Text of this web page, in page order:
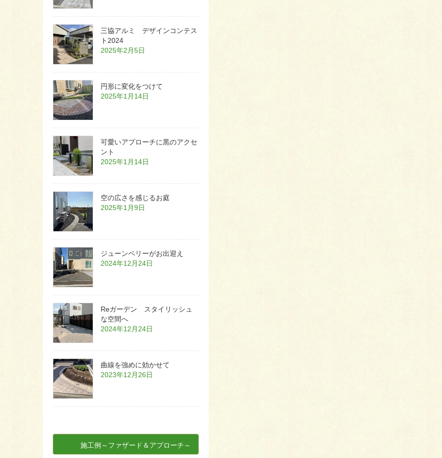
三協アルミ デザインコンテス
ト2024
2025年2月5日
円形に変化をつけて
2025年1月14日
可愛いアプローチに黒のアクセ
ント
2025年1月14日
空の広さを感じるお庭
2025年1月9日
ジューンベリーがお出迎え
2024年12月24日
Reガーデン スタイリッシュ
な空間へ
2024年12月24日
曲線を強めに効かせて
2023年12月26日
施工例～ファザード＆アプローチ～